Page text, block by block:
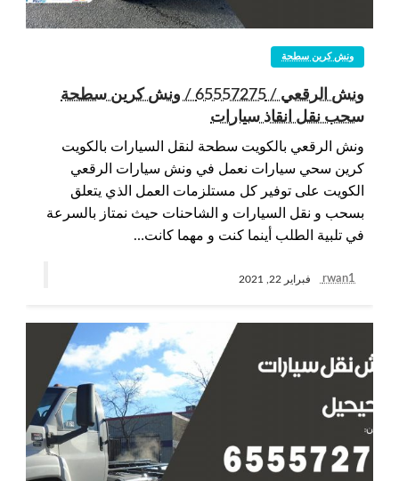
ونش كرين سطحة
ونش الرقعي / 65557275 / ونش كرين سطحة
سحب نقل انقاذ سيارات
ونش الرقعي بالكويت سطحة لنقل السيارات بالكويت
كرين سحي سيارات نعمل في ونش سيارات الرقعي
الكويت على توفير كل مستلزمات العمل الذي يتعلق
بسحب و نقل السيارات و الشاحنات حيث نمتاز بالسرعة
في تلبية الطلب أينما كنت و مهما كانت…
rwan1 فبراير 22, 2021